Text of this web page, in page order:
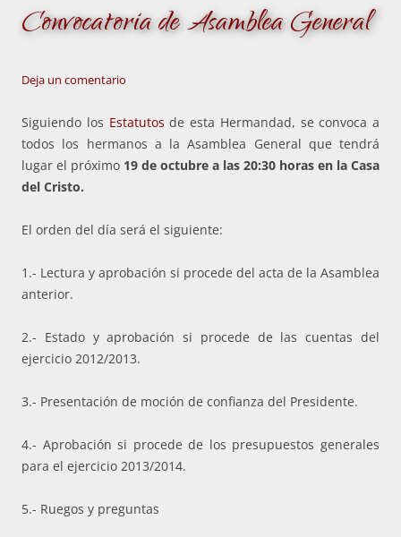
Convocatoria de Asamblea General
Deja un comentario
Siguiendo los Estatutos de esta Hermandad, se convoca a
todos los hermanos a la Asamblea General que tendrá
lugar el próximo 19 de octubre a las 20:30 horas en la Casa
del Cristo.
El orden del día será el siguiente:
1.- Lectura y aprobación si procede del acta de la Asamblea
anterior.
2.- Estado y aprobación si procede de las cuentas del
ejercicio 2012/2013.
3.- Presentación de moción de confianza del Presidente.
4.- Aprobación si procede de los presupuestos generales
para el ejercicio 2013/2014.
5.- Ruegos y preguntas